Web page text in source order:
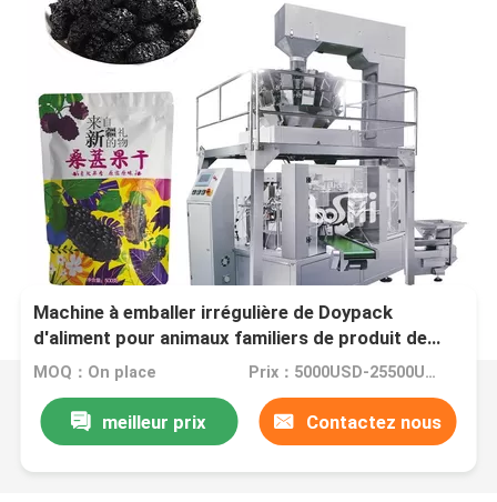
Machine à emballer irrégulière de Doypack
d'aliment pour animaux familiers de produit de
granule automatique
MOQ：On place Prix：5000USD-25500USD per set
meilleur prix Contactez nous